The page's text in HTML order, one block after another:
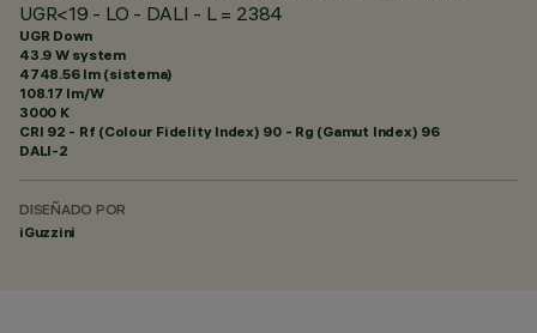
UGR<19 - LO - DALI - L = 2384
UGR Down
43.9 W system
4748.56 lm (sistema)
108.17 lm/W
3000 K
CRI 92 - Rf (Colour Fidelity Index) 90 - Rg (Gamut Index) 96
DALI-2
DISEÑADO POR
iGuzzini